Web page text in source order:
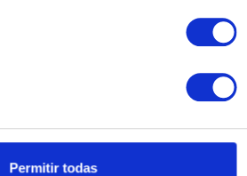
Permitir todas
Ethernet LAN Datentransferraten: